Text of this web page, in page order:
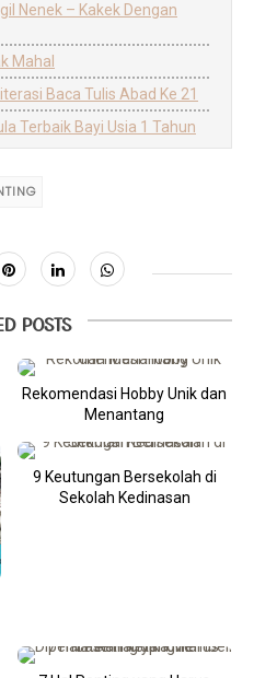
Nenek – Kakek Dengan
Mahal
Baca Tulis Abad Ke 21
Terbaik Bayi Usia 1 Tahun
POSTS
Rekomendasi Hobby Unik dan
Menantang
9 Keutungan Bersekolah di
Sekolah Kedinasan